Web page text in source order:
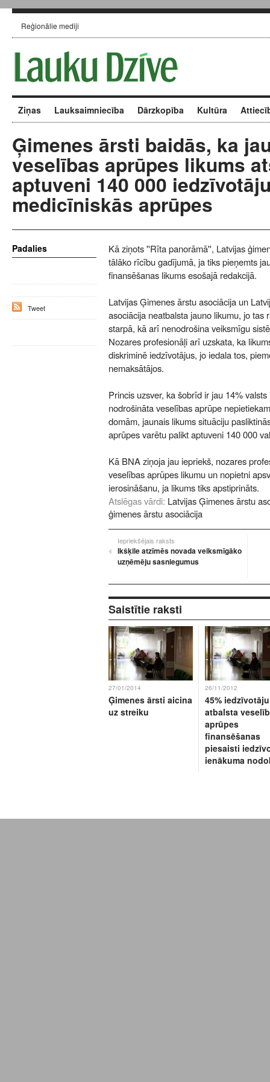
Reģionālie mediji
Ziņas Lauksaimniecība Dārzkopība Kultūra
Ģimenes ārsti baidās, ka
veselības aprūpes likums
aptuveni 140 000
medicīniskās aprūpes
Kā ziņots ''Rīta panorāmā'', Latvijas
tālāko rīcību gadījumā, ja tiks pieņemts
finansēšanas likums esošajā redakcijā.
Latvijas Ģimenes ārstu asociācija un
asociācija neatbalsta jauno likumu, jo tas
starpā, kā arī nenodrošina veiksmīgu
Nozares profesionāļi arī uzskata, ka
diskriminē iedzīvotājus, jo iedala tos,
nemaksātājos.
Princis uzsver, ka šobrīd ir jau 14%
nodrošināta veselības aprūpe
domām, jaunais likums situāciju
aprūpes varētu palikt aptuveni 140 000
Kā BNA ziņoja jau iepriekš, nozares
veselības aprūpes likumu un nopietni
ierosināšanu, ja likums tiks apstiprināts.
Atslēgas vārdi: Latvijas Ģimenes ārstu
ģimenes ārstu asociācija
Iepriekšējais raksts
Ikšķile atzīmēs novada veiksmīgāko
uzņēmēju sasniegumus
Saistītie raksti
27/01/2014
Ģimenes ārsti aicina
uz streiku
26/11/2012
45% iedzīvotāju
atbalsta
aprūpes
finansēšanas
piesaisti
ienākuma
Padalies
Tweet